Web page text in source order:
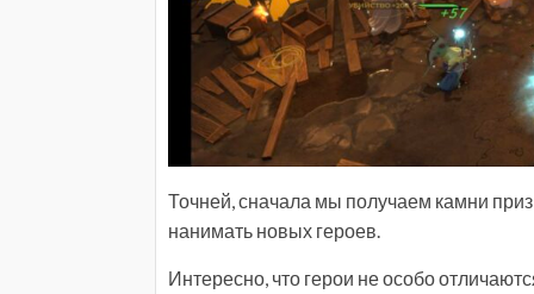
Точней, сначала мы получаем камни
нанимать новых героев.
Интересно, что герои не особо